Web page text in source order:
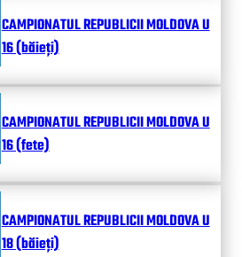
CAMPIONATUL REPUBLICII MOLDOVA U
16 (băieți)
CAMPIONATUL REPUBLICII MOLDOVA U
16 (fete)
CAMPIONATUL REPUBLICII MOLDOVA U
18 (băieți)